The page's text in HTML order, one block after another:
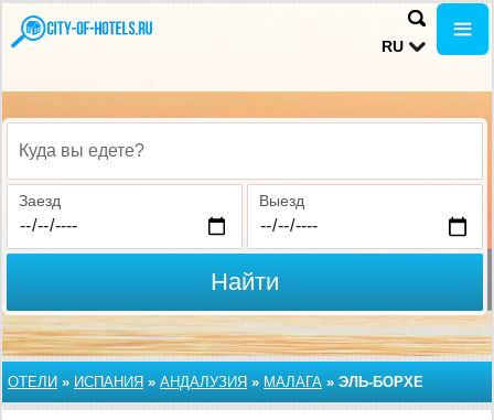
RU
Куда вы едете?
Заезд Выезд
Найти
ОТЕЛИ » ИСПАНИЯ » АНДАЛУЗИЯ » МАЛАГА » ЭЛЬ-БОРХЕ